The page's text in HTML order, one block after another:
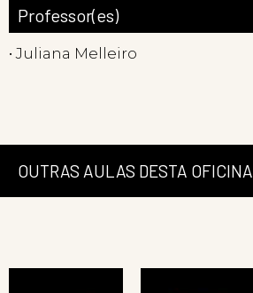
Professor(es)
• Juliana Melleiro
OUTRAS AULAS DESTA OFICINA